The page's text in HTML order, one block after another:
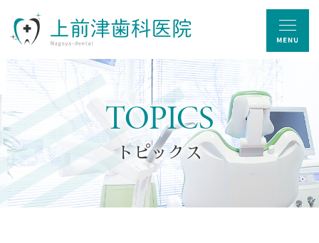
TOPICS
トピックス